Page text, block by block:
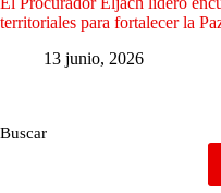
territoriales para fortalecer la
13 junio, 2026
Buscar